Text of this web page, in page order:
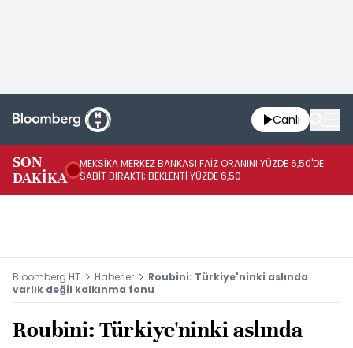
Canlı
SON
DAKİKA
MEKSİKA MERKEZ BANKASI FAİZ ORANINI YÜZDE 6,50'DE
SABİT BIRAKTI; BEKLENTİ YÜZDE 6,50
Bloomberg HT Haberler
Roubini: Türkiye'ninki aslında
varlık değil kalkınma fonu
Roubini: Türkiye'ninki aslında